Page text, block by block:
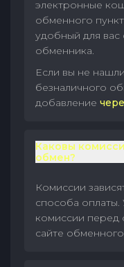
электронные
обменного
удобный для вас
обменника.
Если вы не
безналичного
добавление
Каковы
обмен?
Комиссии
способа оплаты.
комиссии перед
сайте обменного